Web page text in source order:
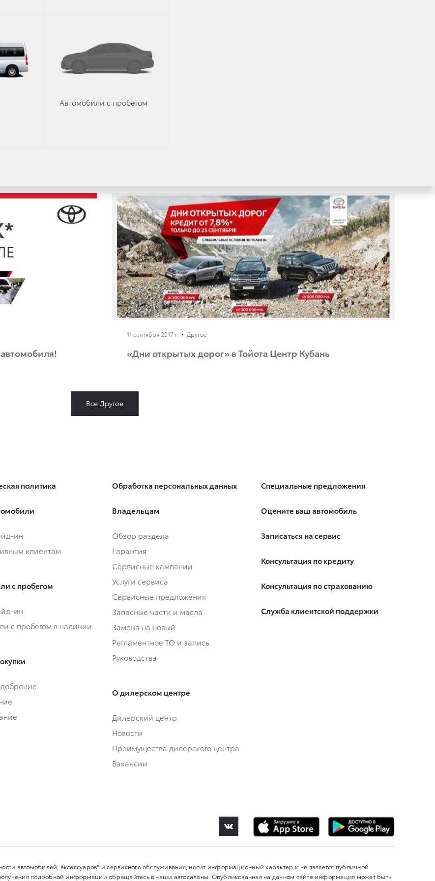
Автомобили с пробегом
11 сентября 2017 г. Другое
«Дни открытых дорог» в Тойота Центр Кубань
Все Другое
политика
ин
клиентам
с пробегом
ин
с пробегом в наличии
Обработка персональных данных
Владельцам
Обзор раздела
Гарантия
Сервисные кампании
Услуги сервиса
Сервисные предложения
Запасные части и масла
Замена на новый
Регламентное ТО и запись
Руководства
О дилерском центре
Дилерский центр
Новости
Преимущества дилерского центра
Вакансии
Специальные предложения
Оцените ваш автомобиль
Записаться на сервис
Консультация по кредиту
Консультация по страхованию
Служба клиентской поддержки
автомобилей, аксессуаров* и сервисного обслуживания, носит информационный характер и не является публичной
подробной информации обращайтесь в наши автосалоны. Опубликованная на данном сайте информация может быть